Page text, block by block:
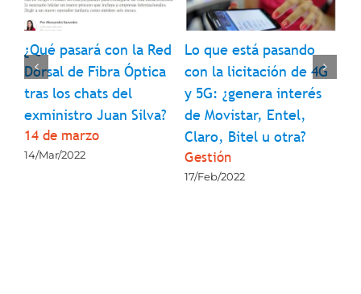
¿Qué pasará con la Red
Dorsal de Fibra Óptica
tras los chats del
exministro Juan Silva?
14 de marzo
14/Mar/2022
Lo que está pasando
con la licitación de 4G
y 5G: ¿genera interés
de Movistar, Entel,
Claro, Bitel u otra?
Gestión
17/Feb/2022